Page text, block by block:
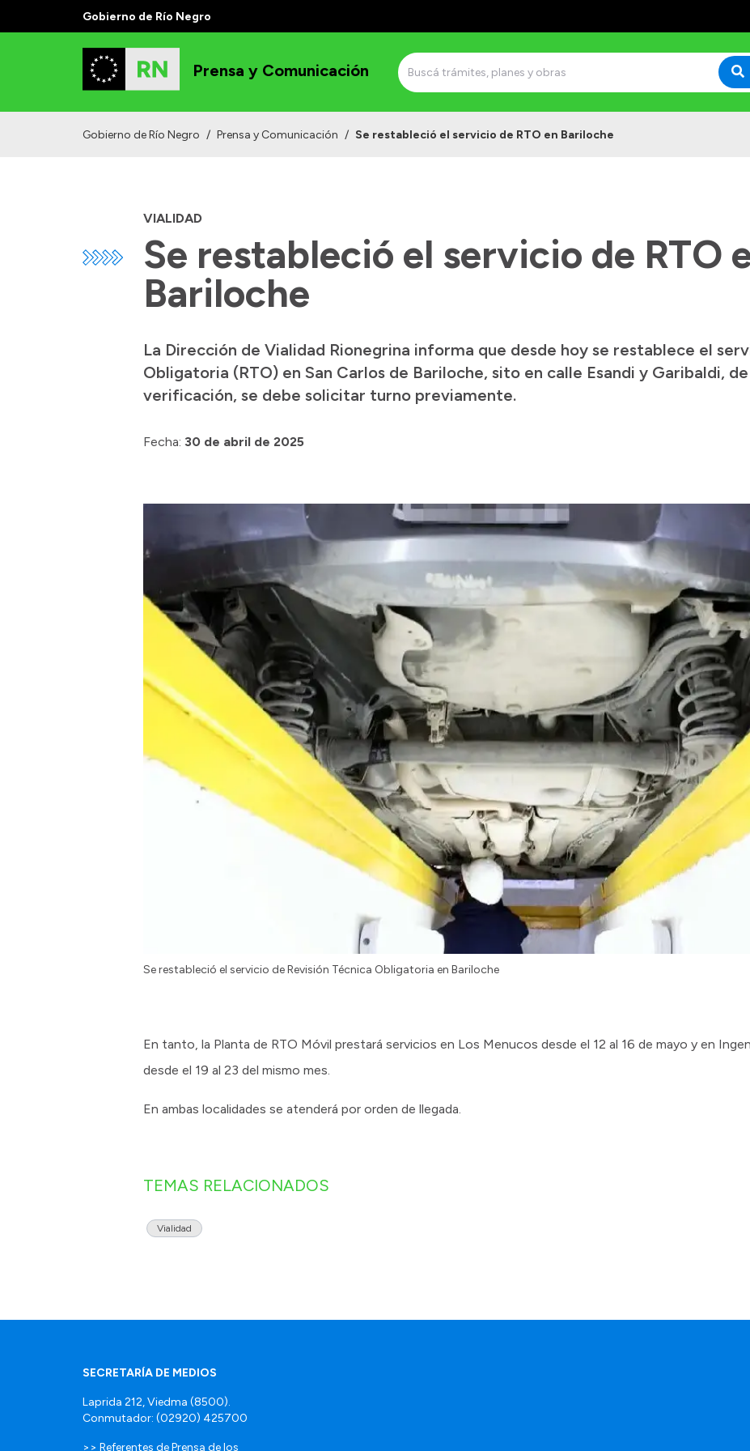
Gobierno de Río Negro
Prensa y Comunicación
Gobierno de Río Negro / Prensa y Comunicación / Se restableció el servicio de RTO en Bariloche
VIALIDAD
Se restableció el servicio de RTO
Bariloche
La Dirección de Vialidad Rionegrina informa que desde hoy se restablece el
Obligatoria (RTO) en San Carlos de Bariloche, sito en calle Esandi y Garibaldi,
verificación, se debe solicitar turno previamente.
Fecha: 30 de abril de 2025
Se restableció el servicio de Revisión Técnica Obligatoria en Bariloche
En tanto, la Planta de RTO Móvil prestará servicios en Los Menucos desde el 12 al 16 de mayo y en
desde el 19 al 23 del mismo mes.
En ambas localidades se atenderá por orden de llegada.
TEMAS RELACIONADOS
Vialidad
SECRETARÍA DE MEDIOS
Laprida 212, Viedma (8500).
Conmutador: (02920) 425700
>> Referentes de Prensa de los